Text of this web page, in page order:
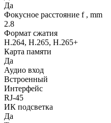
Да
Фокусное расстояние f , mm
2.8
Формат сжатия
H.264, H.265, H.265+
Карта памяти
Да
Аудио вход
Встроенный
Интерфейс
RJ-45
ИК подсветка
Да